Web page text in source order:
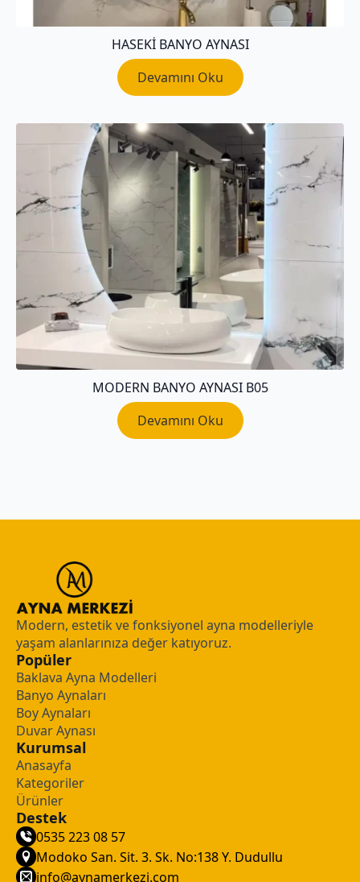
HASEKI BANYO AYNASI
Devamını Oku
MODERN BANYO AYNASI B05
Devamını Oku
Modern, estetik ve fonksiyonel ayna modelleriyle
yaşam alanlarınıza değer katıyoruz.
Popüler
Baklava Ayna Modelleri
Banyo Aynaları
Boy Aynaları
Duvar Aynası
Kurumsal
Anasayfa
Kategoriler
Ürünler
Destek
0535 223 08 57
Modoko San. Sit. 3. Sk. No:138 Y. Dudullu
info@aynamerkezi.com